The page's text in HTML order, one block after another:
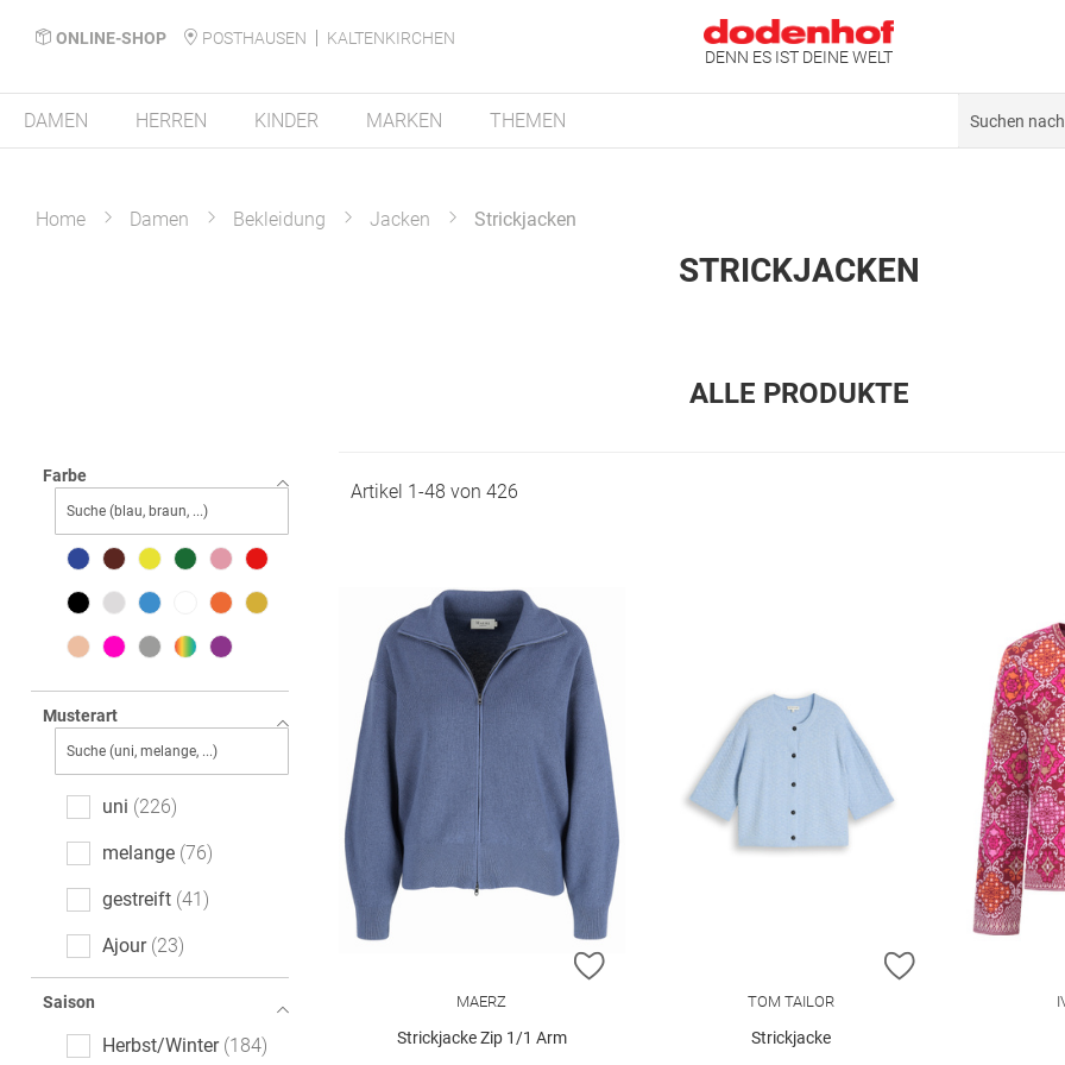
ONLINE-SHOP POSTHAUSEN
KALTENKIRCHEN
DENN ES IST DEINE WELT
DAMEN HERREN KINDER MARKEN THEMEN
Home Damen Bekleidung Jacken Strickjacken
STRICKJACKEN
ALLE PRODUKTE
Farbe
Musterart
uni 226
melange 76
gestreift 41
Ajour 23
Animalprint 6
Saison
Herbst/Winter 184
Artikel 1-48 von 426
ZUR WUNSCHLISTE HINZUFÜGEN
MAERZ
Strickjacke Zip 1/1 Arm
ZUR
TOM TAILOR
Strickjacke